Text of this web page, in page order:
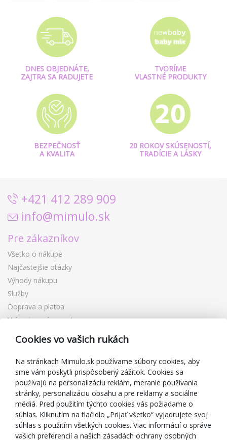
DNES OBJEDNÁTE,
ZAJTRA SA RADUJETE
TVORÍME
VLASTNÉ PRODUKTY
BEZPEČNOSŤ
A KVALITA
20 ROKOV SKÚSENOSTÍ,
TRADÍCIE A LÁSKY
+421 412 289 909
info@mimulo.sk
Pre zákazníkov
Všetko o nákupe
Najčastejšie otázky
Výhody nákupu
Služby
Doprava a platba
Vrátenie a výmena tovaru
Reklamácia
Zľavové kupóny
Blog
O predajcovi
Mimulo.sk
Obchodné podmienky
Ochrana osobných údajov GDPR
Cookies vo vašich rukách
Na stránkach Mimulo.sk používame súbory cookies, aby
sme vám poskytli prispôsobený zážitok. Cookies sa
používajú na personalizáciu reklám, meranie používania
stránky, personalizáciu obsahu a pre reklamy a sociálne
médiá. Pred použitím týchto cookies vás požiadame o
súhlas. Kliknutím na tlačidlo „Prijať všetko“ vyjadrujete svoj
súhlas s použitím všetkých cookies. Viac informácií o správe
vašich preferencií a našich zásadách ochrany osobných